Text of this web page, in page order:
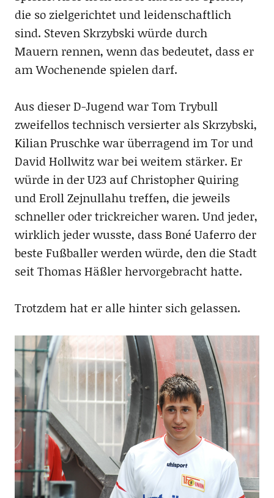
die so zielgerichtet und leidenschaftlich
sind. Steven Skrzybski würde durch
Mauern rennen, wenn das bedeutet, dass er
am Wochenende spielen darf.
Aus dieser D-Jugend war Tom Trybull
zweifellos technisch versierter als Skrzybski,
Kilian Pruschke war überragend im Tor und
David Hollwitz war bei weitem stärker. Er
würde in der U23 auf Christopher Quiring
und Eroll Zejnullahu treffen, die jeweils
schneller oder trickreicher waren. Und jeder,
wirklich jeder wusste, dass Boné Uaferro der
beste Fußballer werden würde, den die Stadt
seit Thomas Häßler hervorgebracht hatte.
Trotzdem hat er alle hinter sich gelassen.